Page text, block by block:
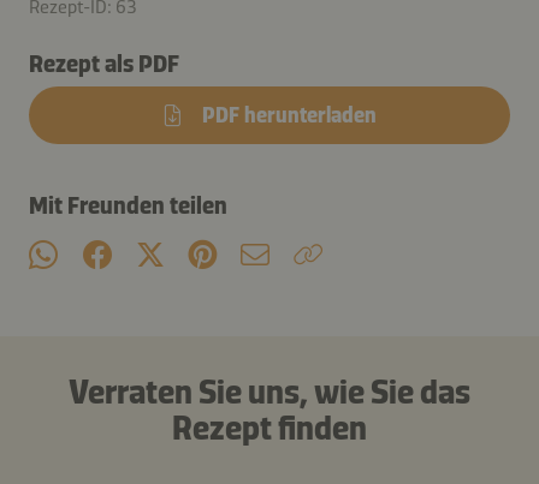
Rezept-ID: 63
Rezept als PDF
PDF herunterladen
Mit Freunden teilen
Verraten Sie uns, wie Sie das
Rezept finden